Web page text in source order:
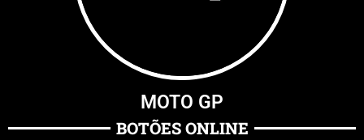
MOTO GP
BOTÕES ONLINE